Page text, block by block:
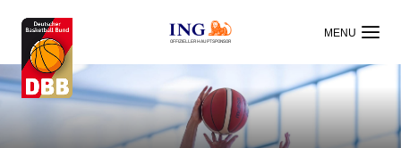
OFFIZIELLER HAUPTSPONSOR